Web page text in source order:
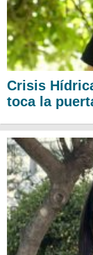
Crisis
toca la